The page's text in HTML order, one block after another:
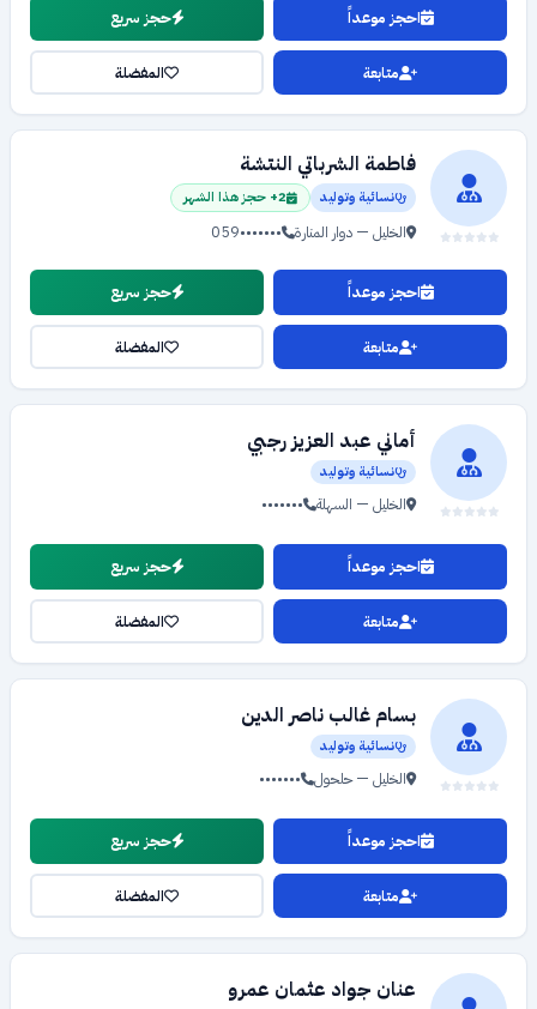
احجز موعداً حجز سريع
متابعة المفضلة
فاطمة الشرباتي النتشة
نسائية وتوليد 2+ حجز هذا الشهر
الخليل — دوار المنارة 059•••••••
احجز موعداً حجز سريع
متابعة المفضلة
أماني عبد العزيز رجبي
نسائية وتوليد
الخليل — السهلة •••••••
احجز موعداً حجز سريع
متابعة المفضلة
بسام غالب ناصر الدين
نسائية وتوليد
الخليل — حلحول •••••••
احجز موعداً حجز سريع
متابعة المفضلة
عنان جواد عثمان عمرو